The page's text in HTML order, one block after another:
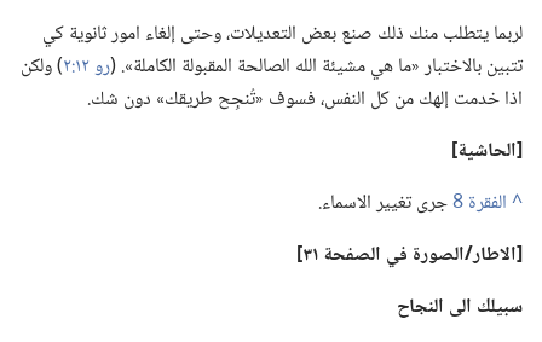
لربما يتطلب منك ذلك صنع بعض التعديلات،‏ وحتى إلغاء امور ثانوية كي
تتبين بالاختبار «ما هي مشيئة الله الصالحة المقبولة الكاملة».‏ (‏رو ١٢:‏٢
‏)‏ ولكن
اذا خدمت إلهك من كل النفس،‏ فسوف «تُنجِح طريقك» دون شك.‏
‏[الحاشية]‏
^
جرى تغيير الاسماء.‏
‏[الاطار/‏الصورة في الصفحة ٣١]‏
سبيلك الى النجاح